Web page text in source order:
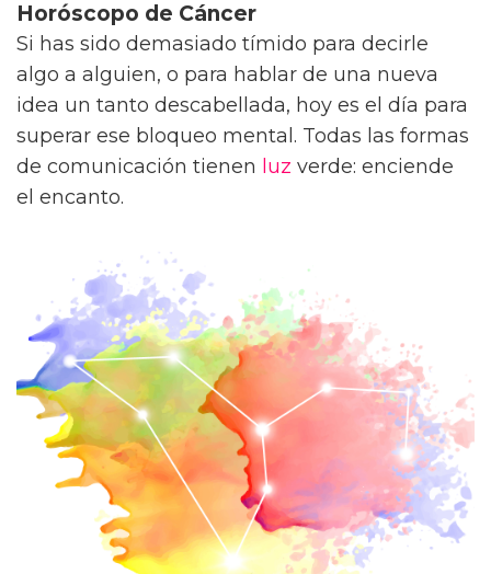
Horóscopo de Cáncer
Si has sido demasiado tímido para decirle
algo a alguien, o para hablar de una nueva
idea un tanto descabellada, hoy es el día para
superar ese bloqueo mental. Todas las formas
de comunicación tienen luz verde: enciende
el encanto.